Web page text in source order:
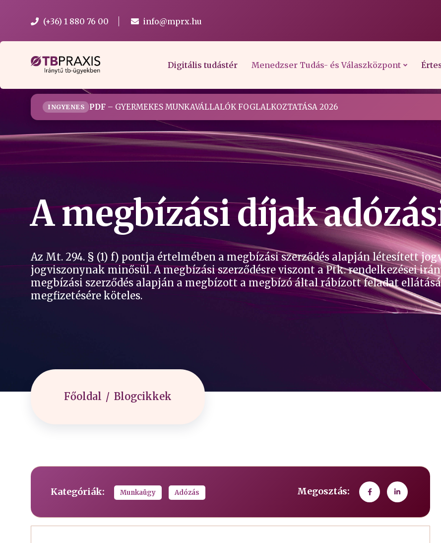
(+36) 1 880 76 00 info@mprx.hu
Digitális tudástér Menedzser Tudás- és Válaszközpont
INGYENES PDF– GYERMEKES MUNKAVÁLLALÓK FOGLALKOZTATÁSA 2026
A megbízási díjak
Az Mt. 294. § (1) f) pontja értelmében a megbízási szerződés alapján létesített
jogviszonynak minősül. A megbízási szerződésre viszont a Ptk. rendelkezései
megbízási szerződés alapján a megbízott a megbízó által rábízott feladat
megfizetésére köteles.
Főoldal Blogcikkek
Kategóriák: Munkaügy Adózás Megosztás: